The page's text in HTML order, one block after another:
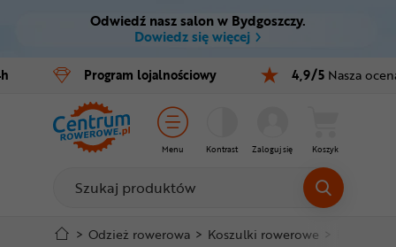
Ctrl M
Menu główne
Informacje o produkcie
Do koszyka
Szczegółowe informacje
Odwiedź nasz salon w Bydgoszczy.
Dowiedz się więcej
Program lojalnościowy 4,9/5 Nasza
Menu Kontrast Zaloguj się Koszyk
Rowery
E-bike
Części
Akcesoria
Odzież
> Odzież rowerowa > Koszulki rowerowe